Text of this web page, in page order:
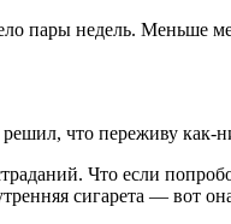
пары недель. Меньше
что переживу как-
Что если
сигарета — вот